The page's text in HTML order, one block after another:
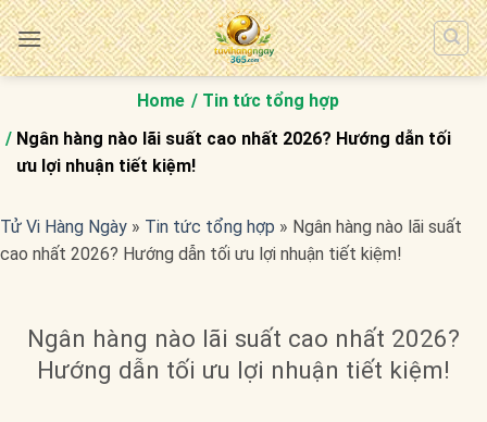
Bỏ
qua
nội
Home
Tin tức tổng hợp
Ngân hàng nào lãi suất cao nhất 2026? Hướng dẫn tối
ưu lợi nhuận tiết kiệm!
Tử Vi Hàng Ngày » Tin tức tổng hợp » Ngân hàng nào lãi suất
cao nhất 2026? Hướng dẫn tối ưu lợi nhuận tiết kiệm!
Ngân hàng nào lãi suất cao nhất 2026?
Hướng dẫn tối ưu lợi nhuận tiết kiệm!